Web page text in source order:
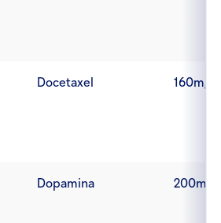
Docetaxel 160mg/
Dopamina